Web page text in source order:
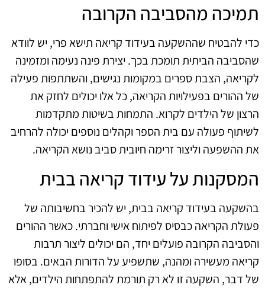
תמיכה מהסביבה הקרובה
כדי להבטיח שההשקעה בעידוד קריאה תישא פרי, יש לוודא
שהסביבה הביתית תומכת בכך. יצירת פינה נעימה ומזמינה
לקריאה, הצבת ספרים במקומות נגישים, והשתתפות פעילה
של ההורים בפעילויות הקריאה, כל אלו יכולים לחזק את
הרצון של הילדים לקרוא. התמחות בשיטות מתקדמות
לשיתוף פעולה עם בית הספר וקהלים נוספים יכולה להרחיב
את ההשפעה וליצור זרימה חיובית סביב נושא הקריאה.
המסקנות על עידוד קריאה בבית
בהשקעה בעידוד קריאה בבית, יש להכיר בחשיבותה של
פעולת הקריאה כבסיס לפיתוח אישי וחברתי. כאשר ההורים
והסביבה הקרובה פועלים יחד, הם יכולים ליצור תרבות
קריאה מעשירה ומהנה, שתשפיע על הדורות הבאים. בסופו
של דבר, השקעה זו לא רק תורמת להתפתחות הילדים, אלא